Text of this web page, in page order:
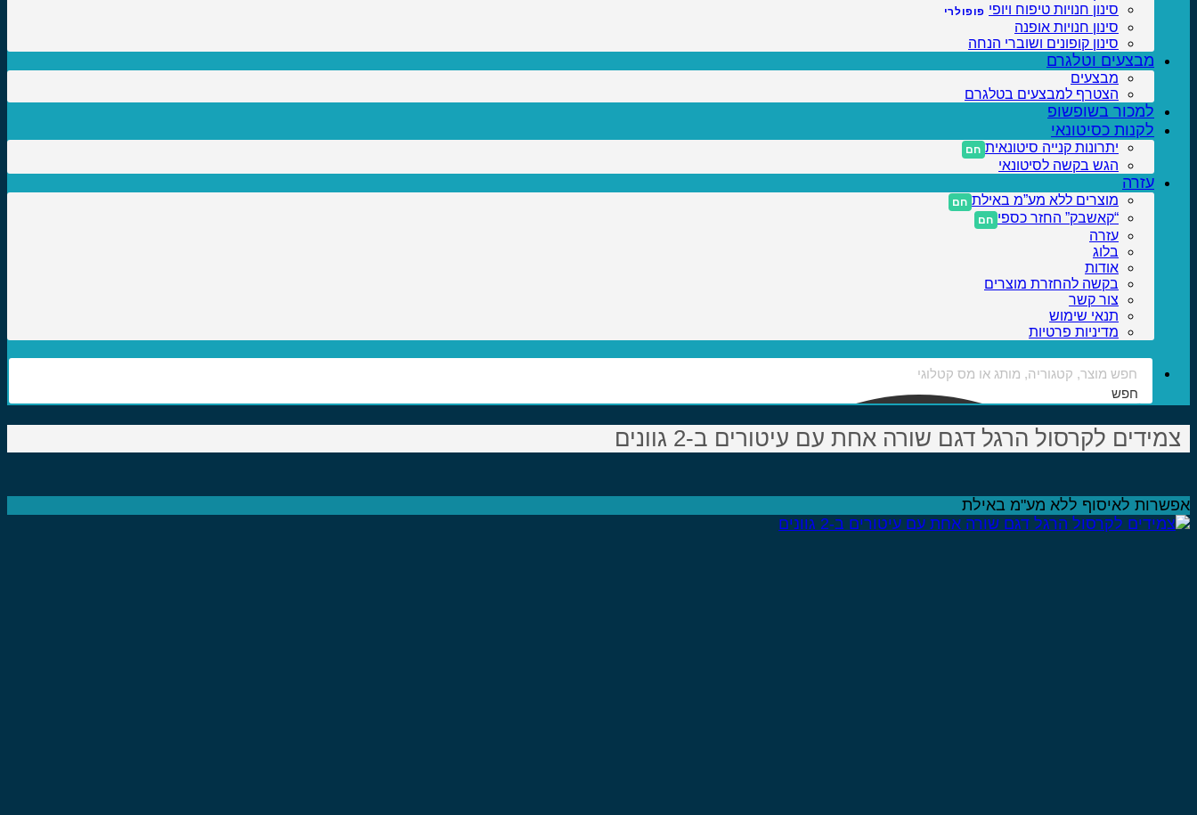
סינון חנויות טיפוח ויופי
סינון חנויות אופנה
סינון קופונים ושוברי הנחה
מבצעים וטלגרם
מבצעים
הצטרף למבצעים בטלגרם
למכור בשופשופ
לקנות כסיטונאי
יתרונות קנייה סיטונאית
הגש בקשה לסיטונאי
עזרה
מוצרים ללא מע”מ באילת
“קאשבק” החזר כספי
עזרה
בלוג
אודות
בקשה להחזרת מוצרים
צור קשר
תנאי שימוש
מדיניות פרטיות
חפש
צמידים לקרסול הרגל דגם שורה אחת עם עיטורים ב-2 גוונים
אפשרות לאיסוף ללא מע"מ באילת